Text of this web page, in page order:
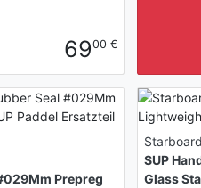
6900 €
Prepreg
Starboard
SUP
Glass